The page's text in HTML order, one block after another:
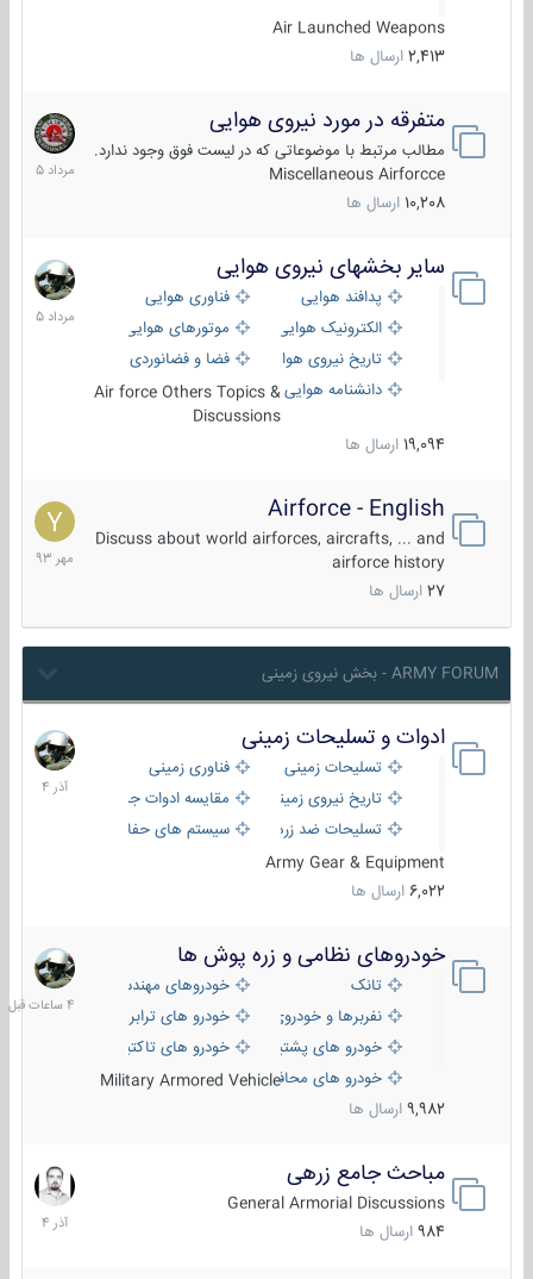
Air Launched Weapons
2,413 ارسال ها
متفرقه در مورد نیروی هوایی
مطالب مرتبط با موضوعاتی که در لیست فوق وجود ندارد.
Miscellaneous Airforcce
10,208 ارسال ها
7
مرداد
1405
سایر بخشهای نیروی هوایی
پدافند هوایی
فناوری هوایی
الکترونیک هوایی
موتورهای هوایی
تاریخ نیروی هوایی
فضا و فضانوردی
دانشنامه هواییAir force Others Topics &
Discussions
19,094 ارسال ها
2
مرداد
1405
Airforce - English
Discuss about world airforces, aircrafts, ... and
airforce history
27 ارسال ها
15
مهر
1393
ARMY FORUM - بخش نیروی زمینی
ادوات و تسلیحات زمینی
تسلیحات زمینی
فناوری زمینی
تاریخ نیروی زمینی
مقایسه ادوات جنگی
تسلیحات ضد زره
سیستم های حفاظت فعال
Army Gear & Equipment
6,022 ارسال ها
21
آذر
1404
خودروهای نظامی و زره پوش ها
تانک
خودروهای مهندسی
نفربرها و خودروی های رزمی پیاده نظام
خودرو های ترابری نظامی
خودرو های پشتیبانی آتش ، شناسایی و ضد تانک
خودرو های تاکتیکی نظامی
خودرو های محافظت شدهMilitary Armored Vehicle
9,982 ارسال ها
4
ساعات
قبل
مباحث جامع زرهی
General Armorial Discussions
984 ارسال ها
7
آذر
1404